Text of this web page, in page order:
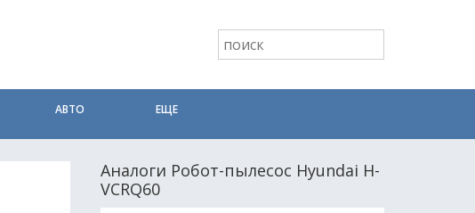
АВТО ЕЩЕ
Аналоги Робот-пылесос Hyundai H-
VCRQ60